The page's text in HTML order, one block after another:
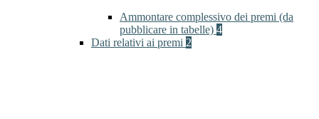
Ammontare complessivo dei premi (da
pubblicare in tabelle) 4
Dati relativi ai premi 2